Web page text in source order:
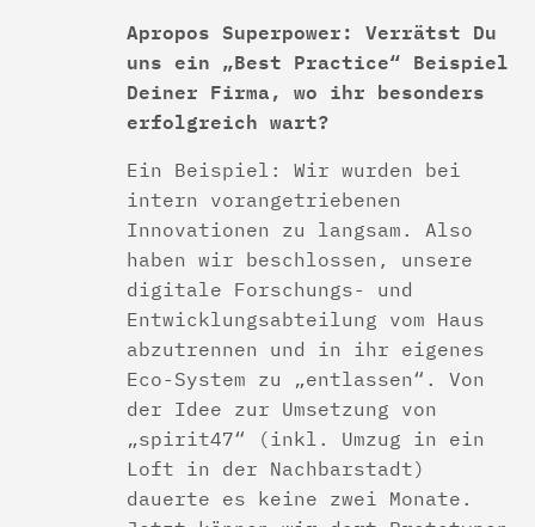
Apropos Superpower: Verrätst Du
uns ein „Best Practice“ Beispiel
Deiner Firma, wo ihr besonders
erfolgreich wart?
Ein Beispiel: Wir wurden bei
intern vorangetriebenen
Innovationen zu langsam. Also
haben wir beschlossen, unsere
digitale Forschungs- und
Entwicklungsabteilung vom Haus
abzutrennen und in ihr eigenes
Eco-System zu „entlassen“. Von
der Idee zur Umsetzung von
„spirit47“ (inkl. Umzug in ein
Loft in der Nachbarstadt)
dauerte es keine zwei Monate.